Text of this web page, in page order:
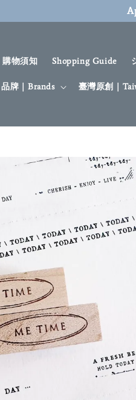
購物須知 Shopping Guide
品牌｜Brands 臺灣原創｜